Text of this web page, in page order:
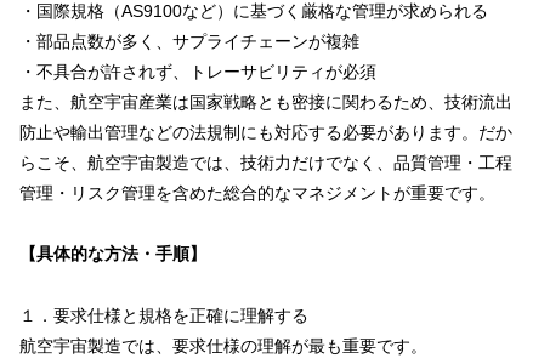
・国際規格（AS9100など）に基づく厳格な管理が求められる
・部品点数が多く、サプライチェーンが複雑
・不具合が許されず、トレーサビリティが必須
また、航空宇宙産業は国家戦略とも密接に関わるため、技術流出
防止や輸出管理などの法規制にも対応する必要があります。だか
らこそ、航空宇宙製造では、技術力だけでなく、品質管理・工程
管理・リスク管理を含めた総合的なマネジメントが重要です。
【具体的な方法・手順】
１．要求仕様と規格を正確に理解する
航空宇宙製造では、要求仕様の理解が最も重要です。